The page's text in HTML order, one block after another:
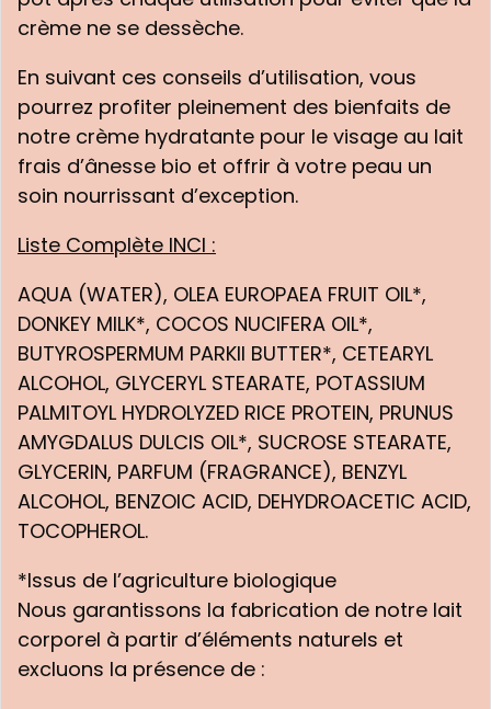
crème ne se dessèche.
En suivant ces conseils d’utilisation, vous
pourrez profiter pleinement des bienfaits de
notre crème hydratante pour le visage au lait
frais d’ânesse bio et offrir à votre peau un
soin nourrissant d’exception.
Liste Complète INCI :
AQUA (WATER), OLEA EUROPAEA FRUIT OIL*,
DONKEY MILK*, COCOS NUCIFERA OIL*,
BUTYROSPERMUM PARKII BUTTER*, CETEARYL
ALCOHOL, GLYCERYL STEARATE, POTASSIUM
PALMITOYL HYDROLYZED RICE PROTEIN, PRUNUS
AMYGDALUS DULCIS OIL*, SUCROSE STEARATE,
GLYCERIN, PARFUM (FRAGRANCE), BENZYL
ALCOHOL, BENZOIC ACID, DEHYDROACETIC ACID,
TOCOPHEROL.
*Issus de l’agriculture biologique
Nous garantissons la fabrication de notre lait
corporel à partir d’éléments naturels et
excluons la présence de :